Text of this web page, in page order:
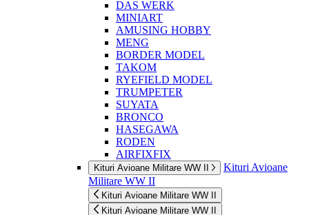
DAS WERK
MINIART
AMUSING HOBBY
MENG
BORDER MODEL
TAKOM
RYEFIELD MODEL
TRUMPETER
SUYATA
BRONCO
HASEGAWA
RODEN
AIRFIXFIX
Kituri Avioane Militare WW II
Kituri Avioane
Militare WW II
Kituri Avioane Militare WW II
Kituri Avioane Militare WW II